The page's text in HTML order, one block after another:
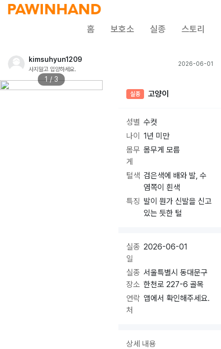
홈 보호소 실종 스토리
kimsuhyun1209
사지말고 입양하세요.
2026-06-01
1 / 3
실종 고양이
성별 수컷
나이
1년 미만
몸무
게
몸무게 모름
털색 검은색에 배와 발, 수
염쪽이 흰색
특징 발이 뭔가 신발을 신고
있는 듯한 털
실종
일
2026-06-01
실종
장소
서울특별시 동대문구
한천로 227-6 골목
연락
처
앱에서 확인해주세요.
상세 내용